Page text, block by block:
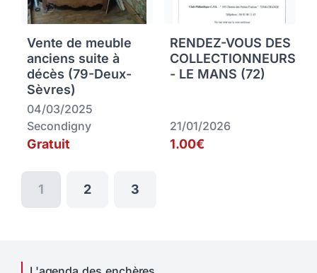
Vente de meuble
anciens suite à
décès (79-Deux-
Sèvres)
04/03/2025
Secondigny
Gratuit
RENDEZ-VOUS DES
COLLECTIONNEURS
- LE MANS (72)
21/01/2026
1.00€
1 2 3